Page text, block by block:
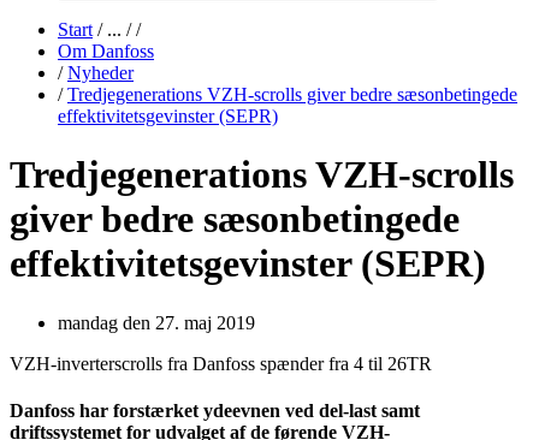
Start /... / /
Om Danfoss
/ Nyheder
/ Tredjegenerations VZH-scrolls giver bedre sæsonbetingede
effektivitetsgevinster (SEPR)
Tredjegenerations VZH-scrolls
giver bedre sæsonbetingede
effektivitetsgevinster (SEPR)
mandag den 27. maj 2019
VZH-inverterscrolls fra Danfoss spænder fra 4 til 26TR
Danfoss har forstærket ydeevnen ved del-last samt
driftssystemet for udvalget af de førende VZH-